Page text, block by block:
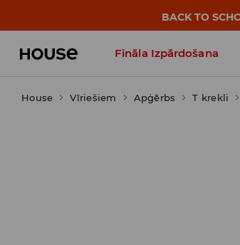
BACK TO
Fināla Izpārdošana
Influencers' Faves
House Vīriešiem Apģērbs T krekli